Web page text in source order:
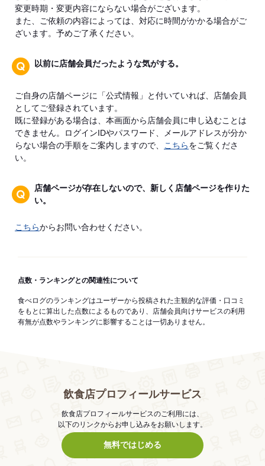
変更時期・変更内容にならない場合がございます。
また、ご依頼の内容によっては、対応に時間がかかる場合がご
ざいます。予めご了承ください。
以前に店舗会員だったような気がする。
ご自身の店舗ページに「公式情報」と付いていれば、店舗会員
としてご登録されています。
既に登録がある場合は、本画面から店舗会員に申し込むことは
できません。ログインIDやパスワード、メールアドレスが分か
らない場合の手順をご案内しますので、
こちらをご覧くださ
い。
店舗ページが存在しないので、新しく店舗ページを作りた
い。
こちらからお問い合わせください。
点数・ランキングとの関連性について
食べログのランキングはユーザーから投稿された主観的な評価・口コミ
をもとに算出した点数によるものであり、店舗会員向けサービスの利用
有無が点数やランキングに影響することは一切ありません。
飲食店プロフィールサービス
飲食店プロフィールサービスのご利用には、
以下のリンクからお申し込みをお願いします。
無料ではじめる